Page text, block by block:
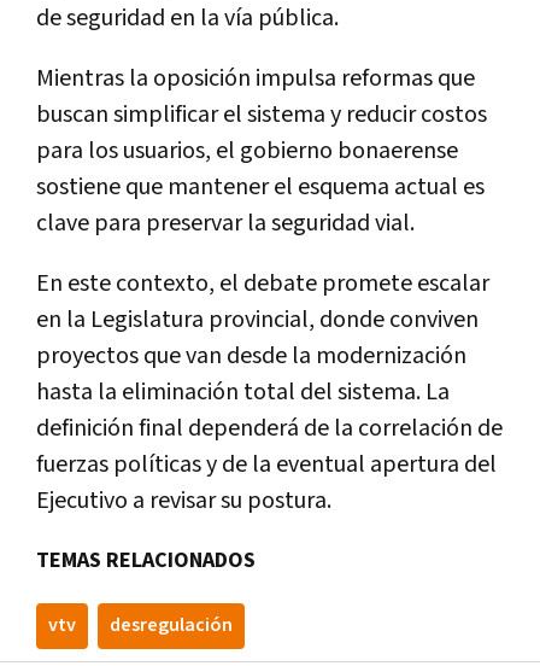
de seguridad en la vía pública.
Mientras la oposición impulsa reformas que
buscan simplificar el sistema y reducir costos
para los usuarios, el gobierno bonaerense
sostiene que mantener el esquema actual es
clave para preservar la seguridad vial.
En este contexto, el debate promete escalar
en la Legislatura provincial, donde conviven
proyectos que van desde la modernización
hasta la eliminación total del sistema. La
definición final dependerá de la correlación de
fuerzas políticas y de la eventual apertura del
Ejecutivo a revisar su postura.
TEMAS RELACIONADOS
vtv desregulación